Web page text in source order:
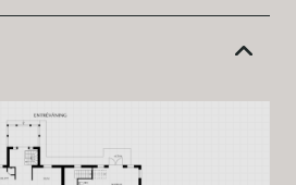
och Velamsunds Ridklubb och
med naturen.